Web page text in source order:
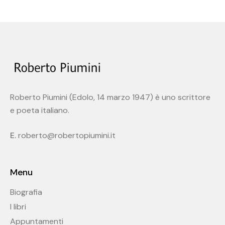
Roberto Piumini (Edolo, 14 marzo 1947) è uno scrittore
e poeta italiano.
E.roberto@robertopiumini.it
Menu
Biografia
I libri
Appuntamenti